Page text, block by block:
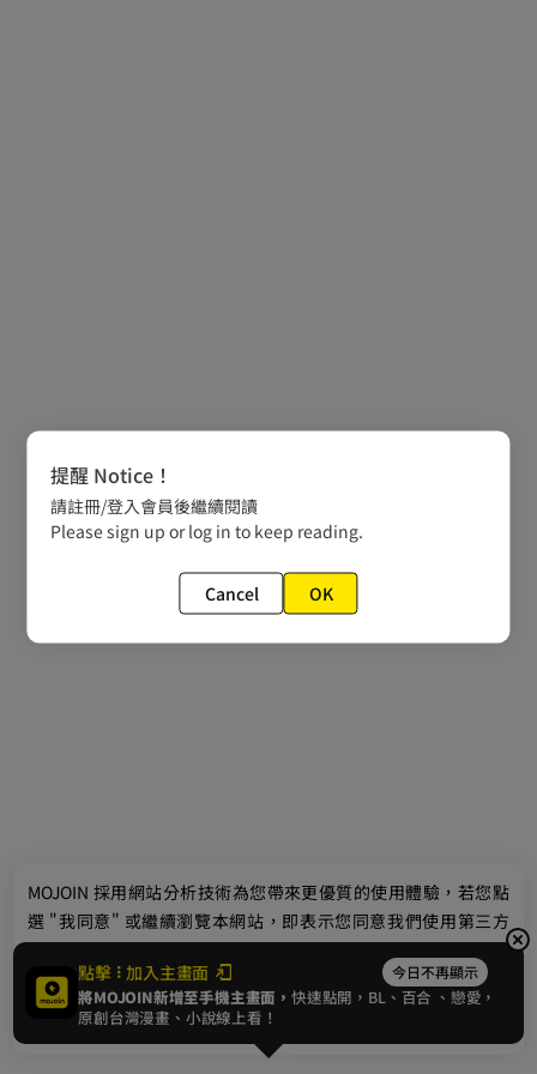
點擊 加入主畫面 今日不再顯示
將MOJOIN新增至手機主畫面，快速點開，BL、 百合 、戀愛，
原創台灣漫畫、小說線上看！
MOJOIN 採用網站分析技術為您帶來更優質的使用體驗，若您點
選 "我同意" 或繼續瀏覽本網站，即表示您同意我們使用第三方
Cookie，欲瞭解更多資訊請見隱私權政策。
我同意
提醒 Notice！
請註冊/登入會員後繼續閱讀
Please sign up or log in to keep reading.
Cancel OK